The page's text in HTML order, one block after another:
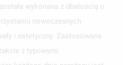
wykonana z dbałością o
nowoczesnych
i estetyczny. Zastosowana
z typowymi